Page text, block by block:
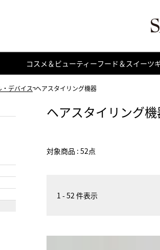
コスメ＆ビューティーフード＆スイーツ
デバイス ヘアスタイリング機器
ヘアスタイリング
対象商品 : 52点
1 - 52 件表示